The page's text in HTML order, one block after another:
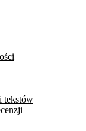
tekstów